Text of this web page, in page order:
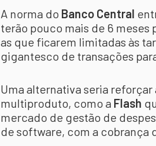
A norma do Banco Central
terão pouco mais de 6 meses
as que ficarem limitadas às
gigantesco de transações
Uma alternativa seria
multiproduto, como a Flash
mercado de gestão de
de software, com a cobrança